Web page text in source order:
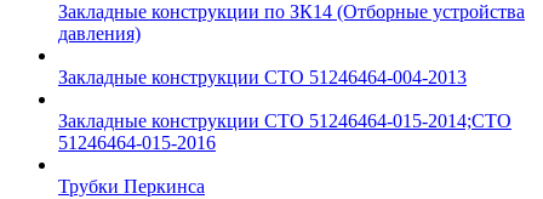
Закладные конструкции по ЗК14 (Отборные устройства
давления)
Закладные конструкции СТО 51246464-004-2013
Закладные конструкции СТО 51246464-015-2014;СТО
51246464-015-2016
Трубки Перкинса